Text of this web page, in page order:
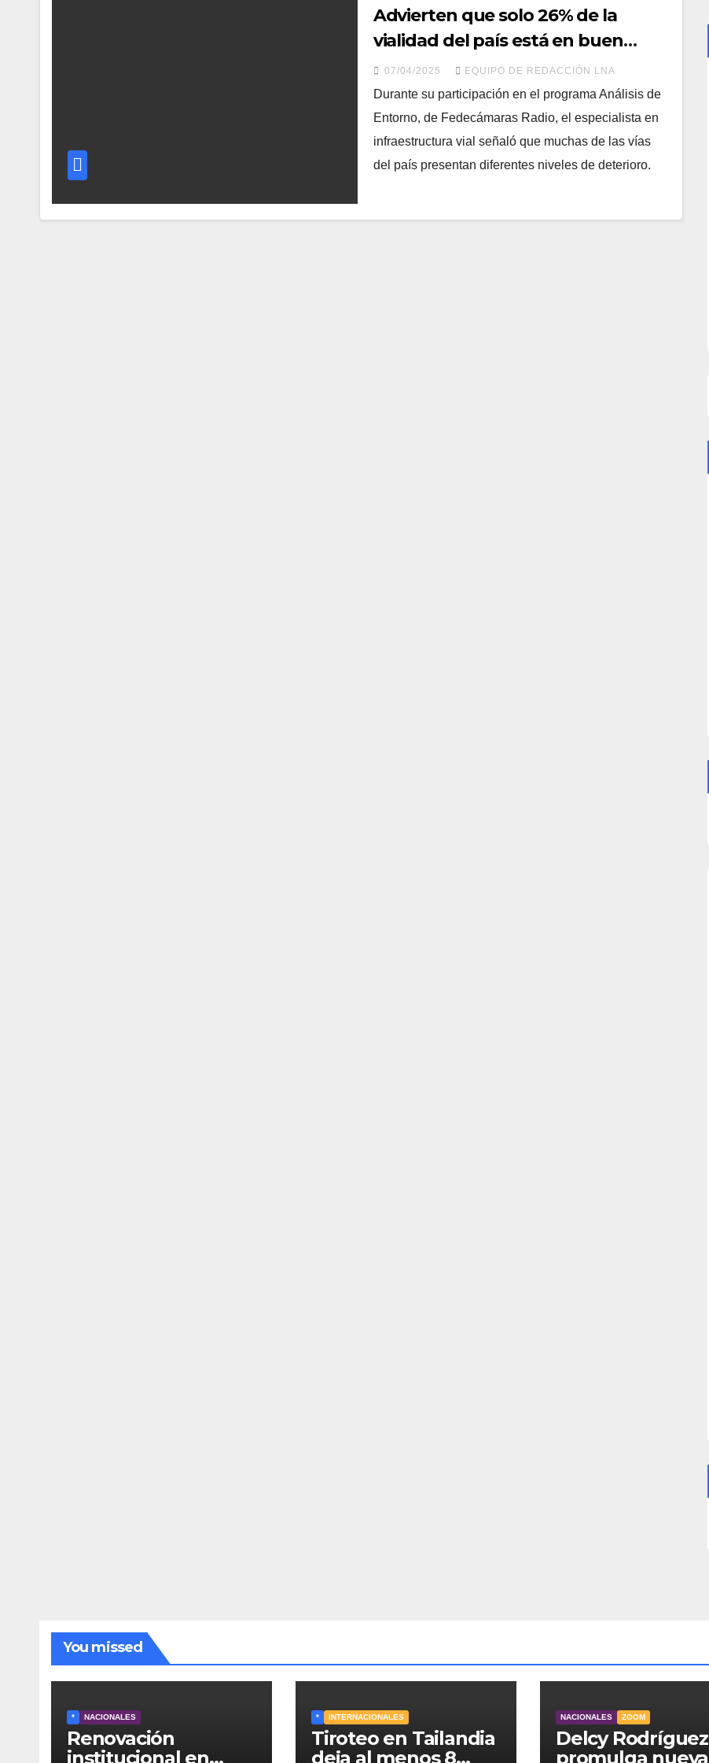
Advierten que solo 26% de la
vialidad del país está en buen
estado
07/04/2025 EQUIPO DE REDACCIÓN LNA
Durante su participación en el programa Análisis de
Entorno, de Fedecámaras Radio, el especialista en
infraestructura vial señaló que muchas de las vías
del país presentan diferentes niveles de deterioro.
You missed
* NACIONALES
Renovación
institucional en
* INTERNACIONALES
Tiroteo en Tailandia
deja al menos 8
NACIONALES ZOOM
Delcy Rodríguez
promulga nueva